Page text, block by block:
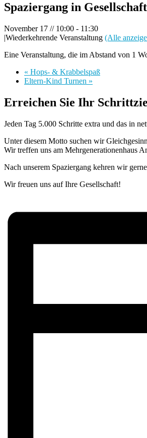
Spaziergang in Gesellschaft
November 17 // 10:00 - 11:30
|Wiederkehrende Veranstaltung (Alle
Eine Veranstaltung, die im Abstand von 1
« Hops- & Krabbelspaß
Eltern-Kind Turnen »
Erreichen Sie Ihr
Jeden Tag 5.000 Schritte extra und das in
Unter diesem Motto suchen wir
Wir treffen uns am Mehrgenerationenhaus
Nach unserem Spaziergang kehren wir
Wir freuen uns auf Ihre Gesellschaft!